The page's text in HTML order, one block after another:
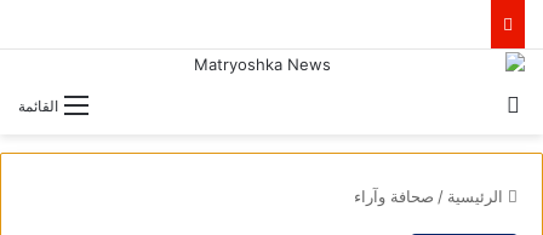
القائمة
الرئيسية / صحافة وآراء